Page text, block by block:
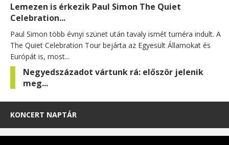
Lemezen is érkezik Paul Simon The Quiet
Celebration...
Paul Simon több évnyi szünet után tavaly ismét turnéra indult. A
The Quiet Celebration Tour bejárta az Egyesült Államokat és
Európát is, most...
Negyedszázadot vártunk rá: először jelenik
meg...
KONCERT NAPTÁR